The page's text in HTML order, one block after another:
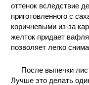
оттенок вследствие
приготовленного с
коричневыми из-за
желток придает
позволяет легко
После выпечки
Лучше это делать